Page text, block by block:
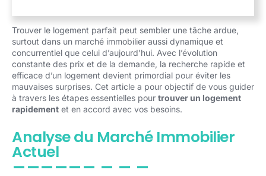
Trouver le logement parfait peut sembler une tâche ardue,
surtout dans un marché immobilier aussi dynamique et
concurrentiel que celui d’aujourd’hui. Avec l’évolution
constante des prix et de la demande, la recherche rapide et
efficace d’un logement devient primordial pour éviter les
mauvaises surprises. Cet article a pour objectif de vous guider
à travers les étapes essentielles pour trouver un logement
rapidement et en accord avec vos besoins.
Analyse du Marché Immobilier
Actuel